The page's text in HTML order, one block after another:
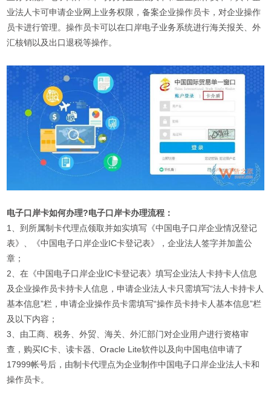
业法人卡可申请企业网上业务权限，备案企业操作员卡，对企业操作
员卡进行管理。操作员卡可以在口岸电子业务系统进行海关报关、外
汇核销以及出口退税等操作。
电子口岸卡如何办理?电子口岸卡办理流程：
1、到所属制卡代理点领取并如实填写《中国电子口岸企业情况登记
表》、《中国电子口岸企业IC卡登记表》，企业法人签字并加盖公
章；
2、在《中国电子口岸企业IC卡登记表》填写企业法人卡持卡人信息
及企业操作员卡持卡人信息，申请企业法人卡只需填写“法人卡持卡人
基本信息”栏，申请企业操作员卡需填写“操作员卡持卡人基本信息”栏
及以下内容；
3、由工商、税务、外贸、海关、外汇部门对企业用户进行资格审
查，购买IC卡、读卡器、Oracle Lite软件以及向中国电信申请了
17999帐号后，由制卡代理点为企业制作中国电子口岸企业法人卡和
操作员卡。